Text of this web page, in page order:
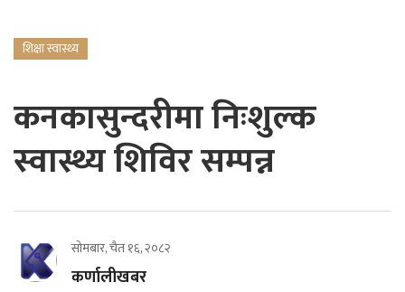
शिक्षा स्वास्थ्य
कनकासुन्दरीमा निःशुल्क
स्वास्थ्य शिविर सम्पन्न
सोमबार, चैत १६, २०८२
कर्णालीखबर